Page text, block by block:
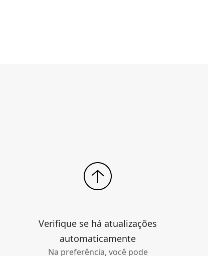
Verifique se há atualizações
automaticamente
Na preferência, você pode